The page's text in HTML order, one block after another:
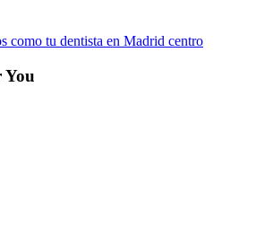
como tu dentista en Madrid centro
You